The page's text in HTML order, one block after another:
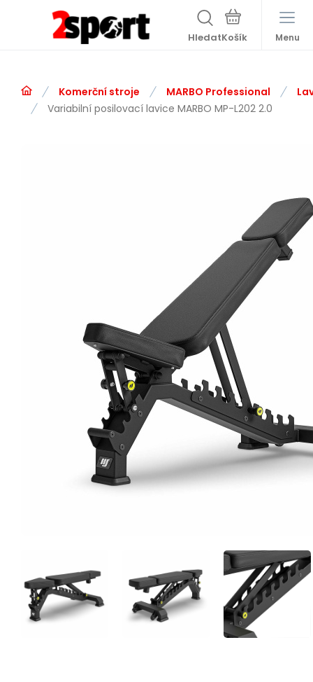
Hledat Menu
Komerční stroje MARBO Professional
Variabilní posilovací lavice MARBO MP-L202 2.0